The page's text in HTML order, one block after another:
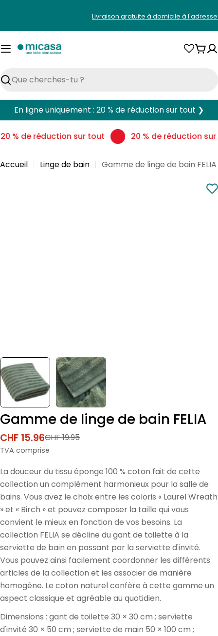
contenu
Livraison gratuite à domicile à
Rechercher
En ligne uniquement : 20 % de réduction sur tout ❯
% de réduction sur tout 20 % de réduction sur
Accueil Linge de bain Gamme de linge de bain FELIA
Gamme de linge de bain FELIA
Prix
de
CHF 15.96
Prix
normal
CHF 19.95
TVA comprise
La douceur du tissu éponge 100 % coton fait de cette
collection un complément harmonieux pour la salle de
bains. Vous avez le choix entre les coloris « Laurel Wreath
» et « Birch » et pouvez composer la taille qui vous
convient le mieux en fonction de vos besoins. La
collection FELIA se décline du gant de toilette à la
serviette de bain en passant par la serviette d'invité.
Vous pouvez ainsi facilement coordonner les différents
articles de la collection et les associer de manière
homogène. Le coton naturel confère à cette gamme un
aspect classique et agréable au quotidien.
Dimensions : gant de toilette 30 × 30 cm ; serviette
d'invité 30 × 50 cm ; serviette de main 50 × 100 cm ;